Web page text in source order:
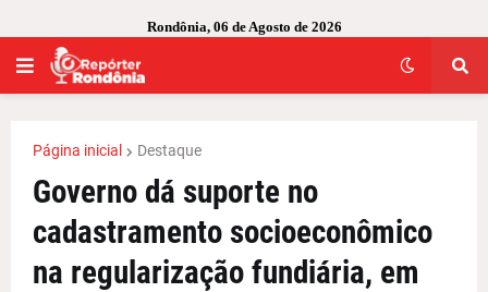
Rondônia, 06 de Agosto de 2026
Página inicial Destaque
Governo dá suporte no
cadastramento socioeconômico
na regularização fundiária, em